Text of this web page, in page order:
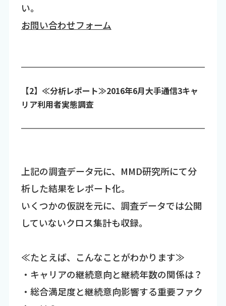
い。
お問い合わせフォーム
【2】≪分析レポート≫2016年6月大手通信3キャ
リア利用者実態調査
上記の調査データ元に、MMD研究所にて分
析した結果をレポート化。
いくつかの仮説を元に、調査データでは公開
していないクロス集計も収録。
≪たとえば、こんなことがわかります≫
・キャリアの継続意向と継続年数の関係は？
・総合満足度と継続意向影響する重要ファク